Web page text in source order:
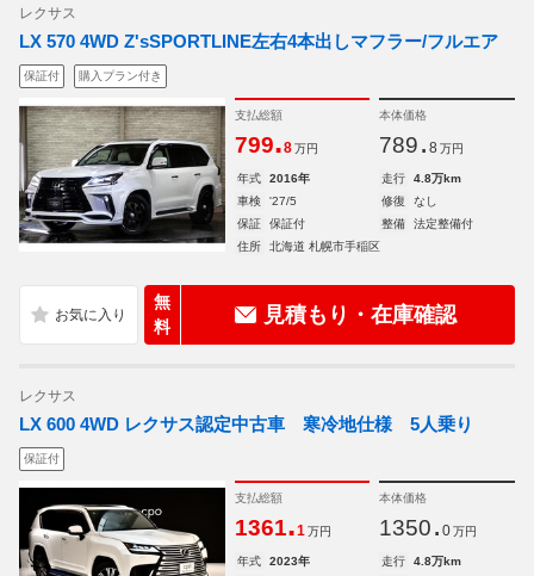
レクサス
LX 570 4WD Z'sSPORTLINE左右4本出しマフラー/フルエア
保証付 購入プラン付き
支払総額
799.8 万円
本体価格
789. 8 万円
年式 2016年 走行
4.8万km
車検
'27/5 修復
なし
保証
保証付 整備
法定整備付
住所
北海道 札幌市手稲区
無
料
見積もり・在庫確認
レクサス
LX 600 4WD レクサス認定中古車 寒冷地仕様 5人乗り
保証付
支払総額
1361.1 万円
本体価格
1350. 0 万円
年式 2023年 走行
4.8万km